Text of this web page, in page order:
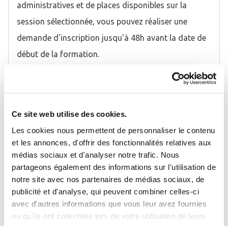
Ce site web utilise des cookies.
Les cookies nous permettent de personnaliser le contenu
et les annonces, d'offrir des fonctionnalités relatives aux
médias sociaux et d'analyser notre trafic. Nous
partageons également des informations sur l'utilisation de
notre site avec nos partenaires de médias sociaux, de
publicité et d'analyse, qui peuvent combiner celles-ci
avec d'autres informations que vous leur avez fournies
ou qu'ils ont collectées lors de votre utilisation de leurs
administratives et de places disponibles sur la
session sélectionnée, vous pouvez réaliser une
demande d'inscription jusqu'à 48h avant la date de
début de la formation.
questionnaire préparatoire est adressé à chaque
participant par mail.
Les formations inter-entreprises sont confirmées en
moyenne 4 à 5 semaines avant leur date d'ouverture,
par l'envoi d'une convocation, sous réserve d'un
nombre suffisant de participants (Cf. nos Conditions
Générales de Vente). Pour plus d'informations sur les
modalités d'accès et pour nous contacter : 05 55 11
Se connecter
J'ai déjà un compte
Adresse email *